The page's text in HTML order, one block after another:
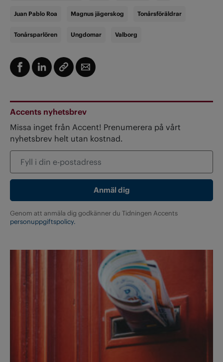
Juan Pablo Roa Magnus jägerskog Tonårsföräldrar
Tonårsparlören Ungdomar Valborg
Accents nyhetsbrev
Missa inget från Accent! Prenumerera på vårt
nyhetsbrev helt utan kostnad.
Genom att anmäla dig godkänner du Tidningen Accents
personuppgiftspolicy.